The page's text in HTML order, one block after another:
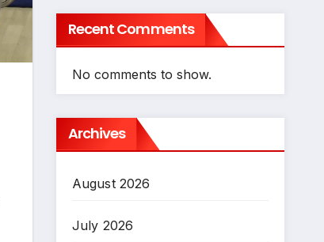
Recent Comments
No comments to show.
Archives
August 2026
July 2026